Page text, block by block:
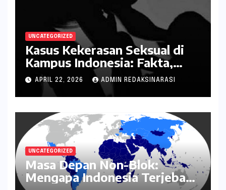
UNCATEGORIZED
Kasus Kekerasan Seksual di
Kampus Indonesia: Fakta,
Pola Berulang, dan Tantangan
Penanganannya
APRIL 22, 2026 ADMIN REDAKSINARASI
UNCATEGORIZED
Masa Depan Non-Blok:
Mengapa Indonesia Terjebak